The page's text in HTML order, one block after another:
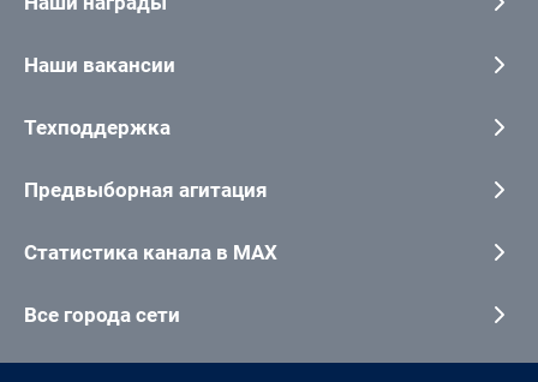
Наши вакансии
Техподдержка
Предвыборная агитация
Статистика канала в MAX
Все города сети